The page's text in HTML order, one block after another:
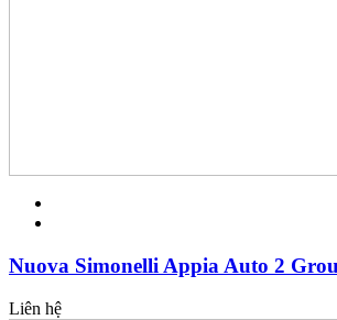
Nuova Simonelli Appia Auto 2
Liên hệ